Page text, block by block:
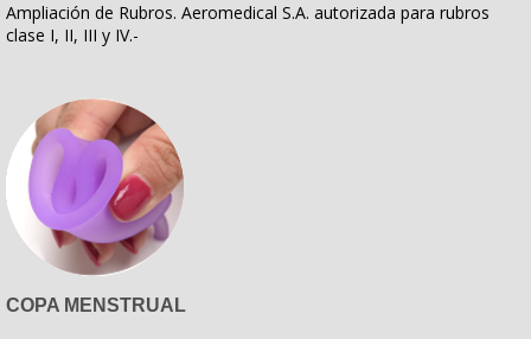
Ampliación de Rubros. Aeromedical S.A. autorizada para rubros
clase I, II, III y IV.-
COPA MENSTRUAL